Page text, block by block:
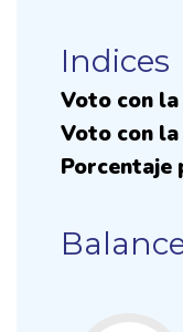
Indices
Voto con la
Voto con
Porcentaje